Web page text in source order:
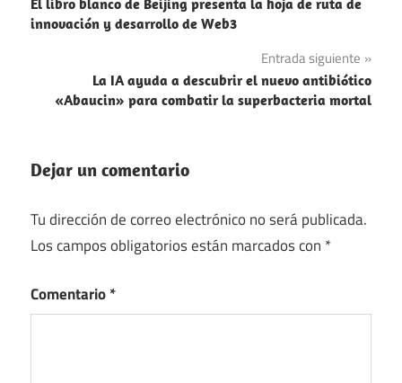
de
El libro blanco de Beijing presenta la hoja de ruta de
innovación y desarrollo de Web3
Entrada siguiente
La IA ayuda a descubrir el nuevo antibiótico
«Abaucin» para combatir la superbacteria mortal
Dejar un comentario
Tu dirección de correo electrónico no será publicada.
Los campos obligatorios están marcados con *
Comentario*